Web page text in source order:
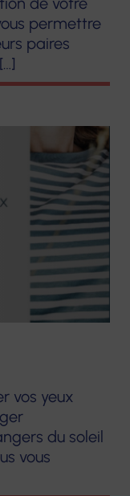
permettre
paires
vos yeux
du soleil
vous